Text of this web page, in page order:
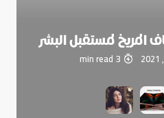
المريخ لمستقبل البشر
3 min read